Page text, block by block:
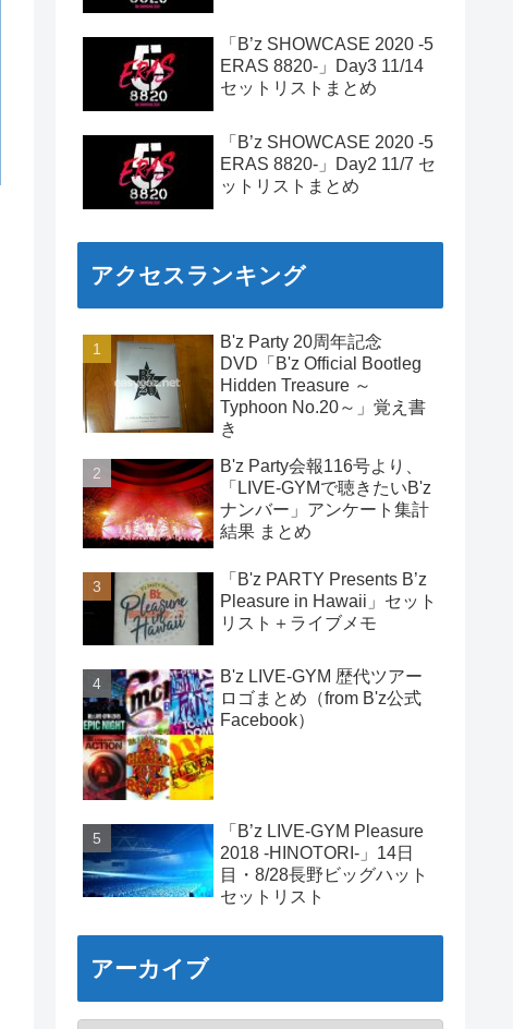
「B’z SHOWCASE 2020 -5
ERAS 8820-」Day3 11/14
セットリストまとめ
「B’z SHOWCASE 2020 -5
ERAS 8820-」Day2 11/7 セ
ットリストまとめ
アクセスランキング
B'z Party 20周年記念
DVD「B'z Official Bootleg
Hidden Treasure ～
Typhoon No.20～」覚え書
き
B'z Party会報116号より、
「LIVE-GYMで聴きたいB'z
ナンバー」アンケート集計
結果 まとめ
「B'z PARTY Presents B’z
Pleasure in Hawaii」セット
リスト＋ライブメモ
B'z LIVE-GYM 歴代ツアー
ロゴまとめ（from B'z公式
Facebook）
「B’z LIVE-GYM Pleasure
2018 -HINOTORI-」14日
目・8/28長野ビッグハット
セットリスト
アーカイブ